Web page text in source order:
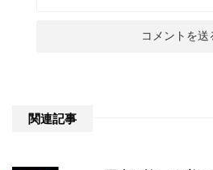
関連記事